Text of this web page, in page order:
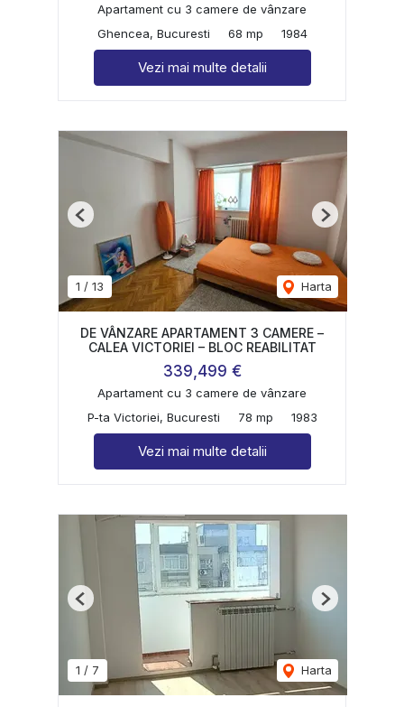
Apartament cu 3 camere de vânzare
Ghencea, Bucuresti
68 mp 1984
Vezi mai multe detalii
1 / 13 Harta
Previous Next
DE VÂNZARE APARTAMENT 3 CAMERE –
CALEA VICTORIEI – BLOC REABILITAT
339,499 €
Apartament cu 3 camere de vânzare
P-ta Victoriei, Bucuresti
78 mp 1983
Vezi mai multe detalii
1 / 7 Harta
Previous Next